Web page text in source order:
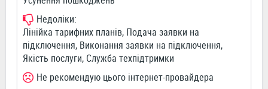
Недоліки:
Лінійка тарифних планів, Подача заявки на
підключення, Виконання заявки на підключення,
Якість послуги, Служба техпідтримки
Не рекомендую цього інтернет-провайдера